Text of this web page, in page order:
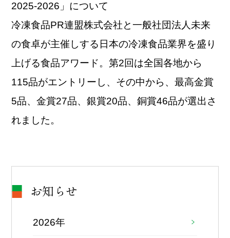
2025-2026」について
冷凍食品PR連盟株式会社と一般社団法人未来
の食卓が主催しする日本の冷凍食品業界を盛り
上げる食品アワード。第2回は全国各地から
115品がエントリーし、その中から、最高金賞
5品、金賞27品、銀賞20品、銅賞46品が選出さ
れました。
お知らせ
2026年